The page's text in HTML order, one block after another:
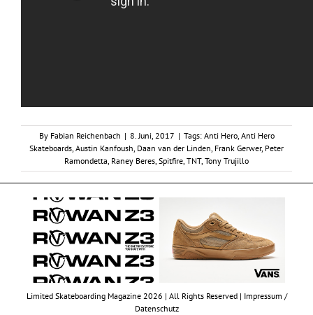
By Fabian Reichenbach | 8. Juni, 2017 | Tags: Anti Hero, Anti Hero
Skateboards Austin Kanfoush Daan van der Linden Frank Gerwer, Peter
Ramondetta Raney Beres Spitfire TNT, Tony Trujillo
Limited Skateboarding Magazine 2026 | All Rights Reserved | Impressum /
Datenschutz